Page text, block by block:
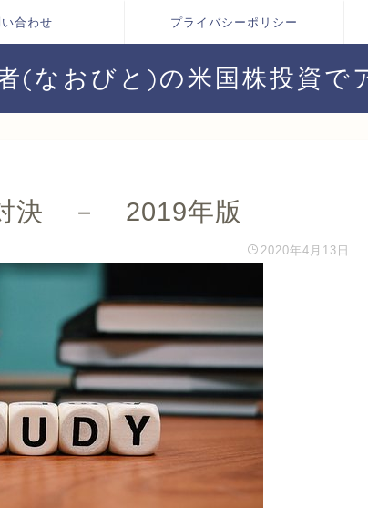
合わせ プライバシーポリシー
(なおびと)の米国株投資で
対決 － 2019年版
2020年4月13日